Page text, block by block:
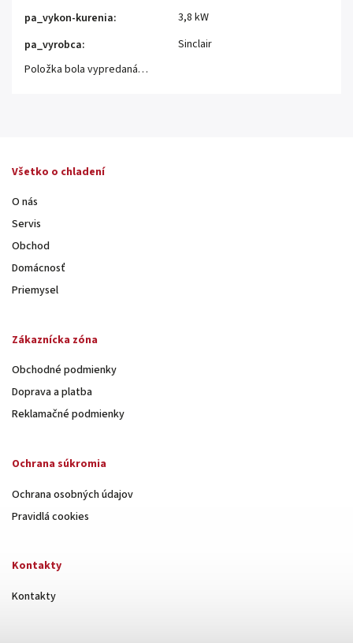
pa_vykon-kurenia:
3,8 kW
pa_vyrobca:
Sinclair
Položka bola vypredaná…
Všetko o chladení
O nás
Servis
Obchod
Domácnosť
Priemysel
Zákaznícka zóna
Obchodné podmienky
Doprava a platba
Reklamačné podmienky
Ochrana súkromia
Ochrana osobných údajov
Pravidlá cookies
Kontakty
Kontakty